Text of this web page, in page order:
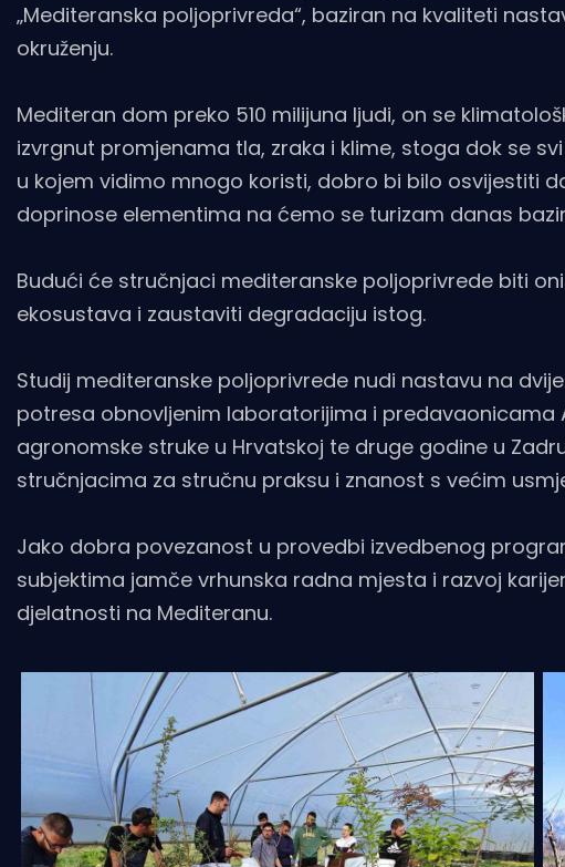
„Mediteranska poljoprivreda“, baziran na kvaliteti
okruženju.
Mediteran dom preko 510 milijuna ljudi, on se
izvrgnut promjenama tla, zraka i klime, stoga dok se
u kojem vidimo mnogo koristi, dobro bi bilo osvijestiti
doprinose elementima na ćemo se turizam danas
Budući će stručnjaci mediteranske poljoprivrede biti
ekosustava i zaustaviti degradaciju istog.
Studij mediteranske poljoprivrede nudi nastavu na
potresa obnovljenim laboratorijima i
agronomske struke u Hrvatskoj te druge godine u
stručnjacima za stručnu praksu i znanost s većim
Jako dobra povezanost u provedbi izvedbenog
subjektima jamče vrhunska radna mjesta i razvoj
djelatnosti na Mediteranu.